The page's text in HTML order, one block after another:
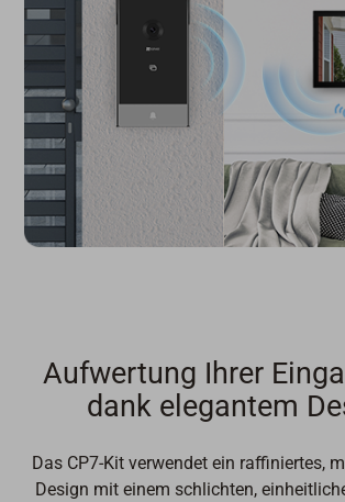
Aufwertung Ihrer
dank elegantem
Das CP7-Kit verwendet ein raffiniertes,
Design mit einem schlichten,